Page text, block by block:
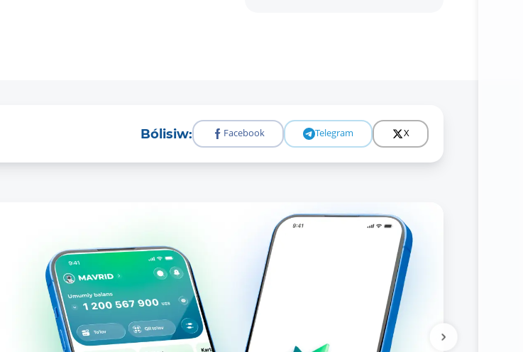
Bólisiw: Facebook Telegram X